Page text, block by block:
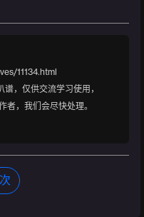
11134.html
，仅供交流学习使用，
者，我们会尽快处理。
次